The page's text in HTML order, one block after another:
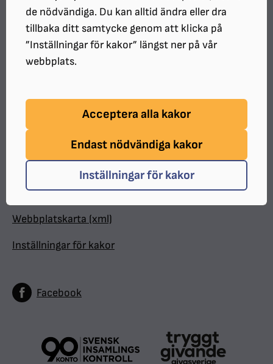
de nödvändiga. Du kan alltid ändra eller dra
tillbaka ditt samtycke genom att klicka på
”Inställningar för kakor” längst ner på vår
webbplats.
Acceptera alla kakor
Endast nödvändiga kakor
Inställningar för kakor
Minnesgåva
Valpkalendern
Medlemsförmåner
Tillgänglighetsredogörelse
Visselblåsarfunktion
Frågor och svar
Jobba hos oss
Webbplatskarta (xml)
Inställningar för kakor
Facebook